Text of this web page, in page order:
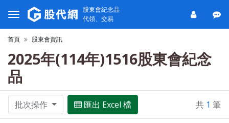
股東會紀念品
代領、交易
首頁 股東會資訊
2025年(114年)1516股東會紀念
品
批次操作 匯出 Excel 檔 共 1 筆